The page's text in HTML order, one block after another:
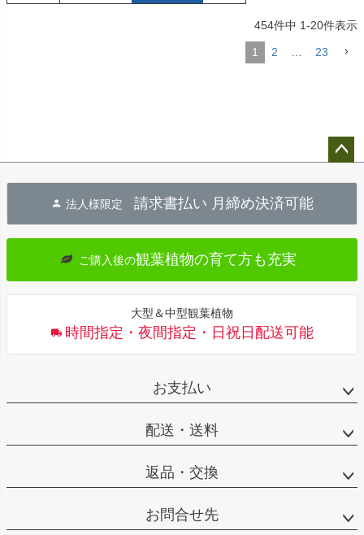
454件中 1-20件表示
1 2 … 23
へ
法人様限定 請求書払い 月締め決済可能
ご購入後の観葉植物の育て方も充実
大型＆中型観葉植物
時間指定・夜間指定・日祝日配送可能
お支払い
配送・送料
返品・交換
お問合せ先